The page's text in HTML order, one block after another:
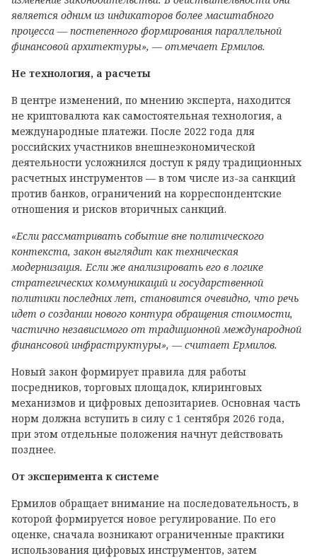
является одним из индикаторов более масштабного
процесса — постепенного формирования параллельной
финансовой архитектуры», — отмечает Ермилов.
Не технология, а расчеты
В центре изменений, по мнению эксперта, находится
не криптовалюта как самостоятельная технология, а
международные платежи. После 2022 года для
российских участников внешнеэкономической
деятельности усложнился доступ к ряду традиционных
расчетных инструментов — в том числе из-за санкций
против банков, ограничений на корреспондентские
отношения и рисков вторичных санкций.
«Если рассматривать событие вне политического
контекста, закон выглядит как техническая
модернизация. Если же анализировать его в логике
стратегических коммуникаций и государственной
политики последних лет, становится очевидно, что речь
идет о создании нового контура обращения стоимости,
частично независимого от традиционной международной
финансовой инфраструктуры», — считает Ермилов.
Новый закон формирует правила для работы
посредников, торговых площадок, клиринговых
механизмов и цифровых депозитариев. Основная часть
норм должна вступить в силу с 1 сентября 2026 года,
при этом отдельные положения начнут действовать
позднее.
От эксперимента к системе
Ермилов обращает внимание на последовательность, в
которой формируется новое регулирование. По его
оценке, сначала возникают ограниченные практики
использования цифровых инструментов, затем